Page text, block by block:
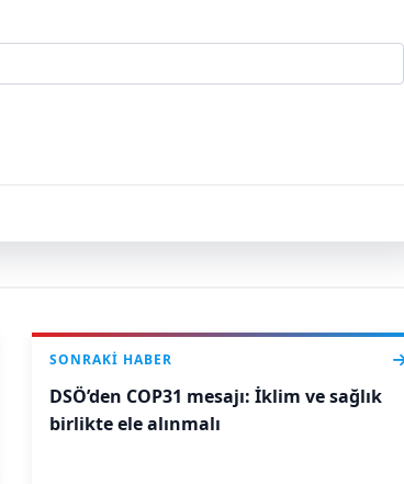
SONRAKI HABER
DSÖ’den COP31 mesajı: İklim ve sağlık
birlikte ele alınmalı